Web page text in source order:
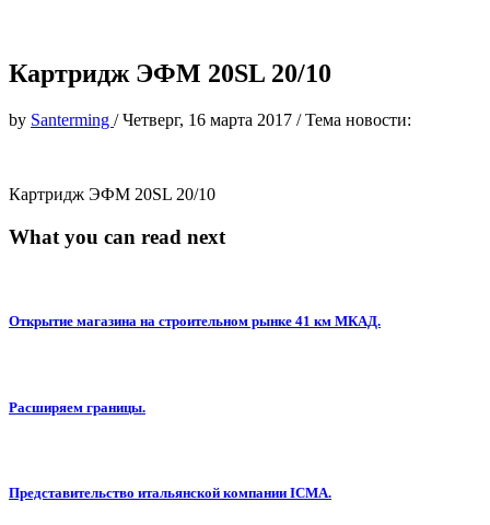
Картридж ЭФМ 20SL 20/10
by Santerming /Четверг, 16 марта 2017 /Тема новости:
Картридж ЭФМ 20SL 20/10
What you can read next
Открытие магазина на строительном рынке 41 км МКАД.
Расширяем границы.
Представительство итальянской компании ICMA.